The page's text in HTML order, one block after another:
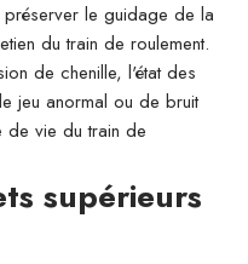
le guidage de la
du train de roulement.
de chenille, l'état des
jeu anormal ou de bruit
de vie du train de
supérieurs